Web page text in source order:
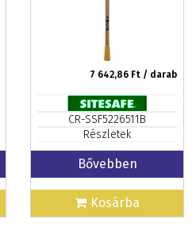
7 642,86 Ft / darab
CR-SSF5226511B
Részletek
Bővebben
Kosárba